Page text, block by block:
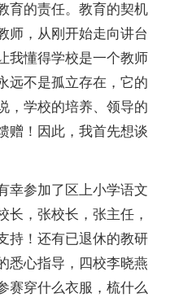
育的责任。教育的契机
师，从刚开始走向讲台
我懂得学校是一个教师
远不是孤立存在，它的
，学校的培养、领导的
赠！因此，我首先想谈
幸参加了区上小学语文
长，张校长，张主任，
持！还有已退休的教研
悉心指导，四校李晓燕
赛穿什么衣服，梳什么